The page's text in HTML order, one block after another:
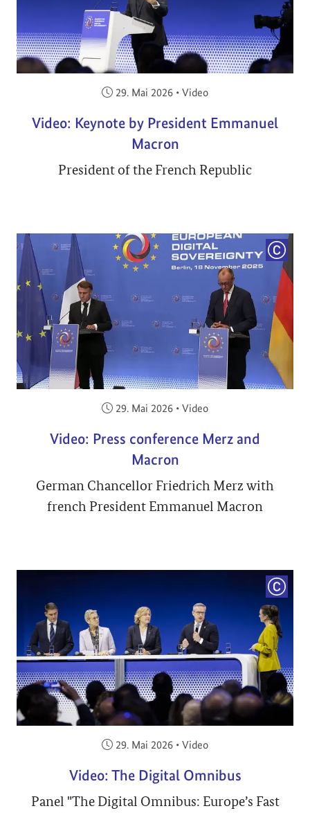
Veröffentlicht am:
29. Mai 2026 • Video
Video: Keynote by President Emmanuel
Macron
President of the French Republic
Veröffentlicht am:
29. Mai 2026 • Video
Video: Press conference Merz and
Macron
German Chancellor Friedrich Merz with
french President Emmanuel Macron
Veröffentlicht am:
29. Mai 2026 • Video
Video: The Digital Omnibus
Panel "The Digital Omnibus: Europe’s Fast